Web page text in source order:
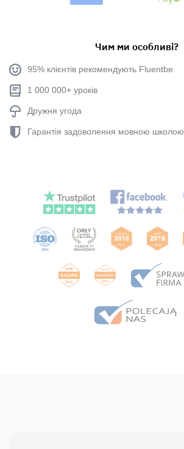
Чим ми особливі?
95% клієнтів рекомендують Fluentbe
1 000 000+ уроків
Дружня угода
Гарантія задоволення мовною школою